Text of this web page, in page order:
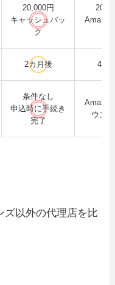
20,000円
キャッシュバッ
ク
2カ月後 4カ
条件なし
申込時に手続き
完了
ウン
ズ以外の代理店を比